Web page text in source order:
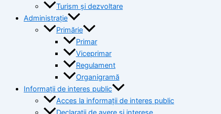
Turism și dezvoltare
Administrație
Primărie
Primar
Viceprimar
Regulament
Organigramă
Informații de interes public
Acces la informații de interes public